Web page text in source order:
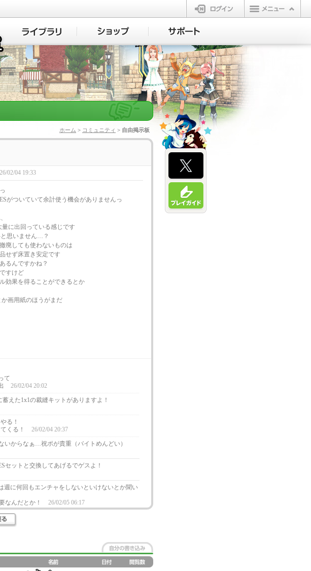
ログイン
マビノギ
ホーム > コミュニティ > 自由掲示板
26/02/04 19:33
がついていて余計使う機会がありませんっ
量に出回っている感じです
思いません…？
廃しても使わないものは
せず床置き安定です
るんですかね？
すけど
効果を得ることができるとか
画用紙のほうがまだ
て
26/02/04 20:02
えた1x1の裁縫キットがありますよ！
る！
くる！
26/02/04 20:37
いからなぁ…祝ポが貴重（バイトめんどい）
セットと交換してあげるでゲスよ！
週に何回もエンチャをしないといけないとか聞い
なんだとか！
26/02/05 06:17